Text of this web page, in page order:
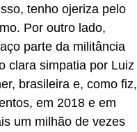
tenho ojeriza pelo
Por outro lado,
parte da militância
clara simpatia por Luiz
brasileira e, como fiz,
em 2018 e em
um milhão de vezes